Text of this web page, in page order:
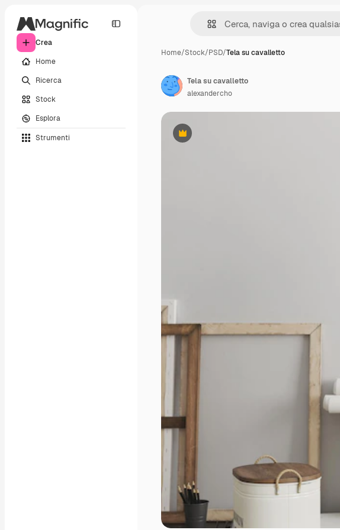
Crea
Home
Ricerca
Stock
Esplora
Strumenti
Home/Stock/PSD/Tela su cavalletto
Premium
Tela su cavalletto
alexandercho